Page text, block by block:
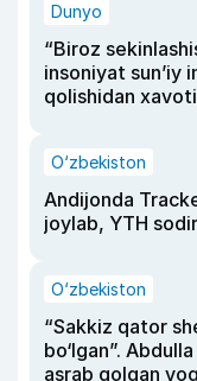
Dunyo
“Biroz
insoniyat sun’iy
qolishidan
O‘zbekiston
Andijonda
joylab, YTH
O‘zbekiston
“Sakkiz qator
bo‘lgan”.
asrab qolgan